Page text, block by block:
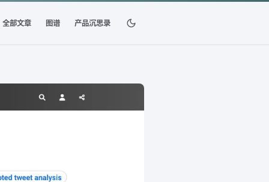
全部文章 图谱 产品沉思录